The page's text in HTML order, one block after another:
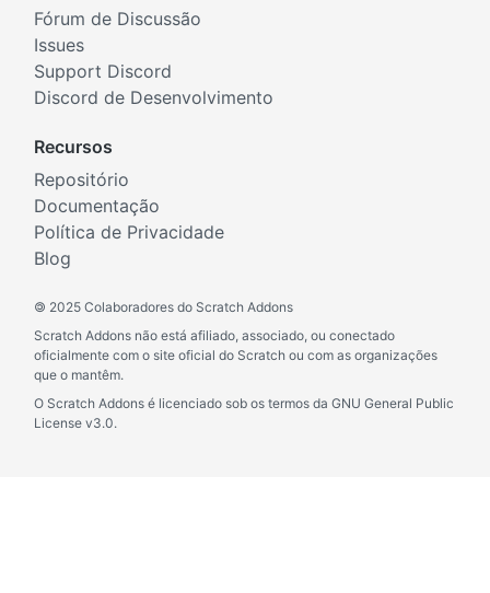
Fórum de Discussão
Issues
Support Discord
Discord de Desenvolvimento
Recursos
Repositório
Documentação
Política de Privacidade
Blog
© 2025 Colaboradores do Scratch Addons
Scratch Addons não está afiliado, associado, ou conectado
oficialmente com o site oficial do Scratch ou com as organizações
que o mantêm.
O Scratch Addons é licenciado sob os termos da GNU General Public
License v3.0.